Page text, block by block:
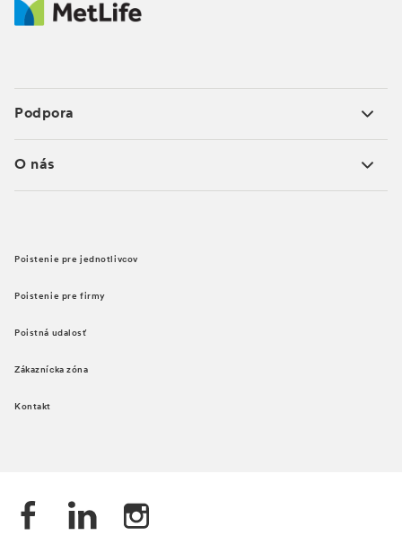
Podpora
O nás
Poistenie pre jednotlivcov
Poistenie pre firmy
Poistná udalosť
Zákaznícka zóna
Kontakt